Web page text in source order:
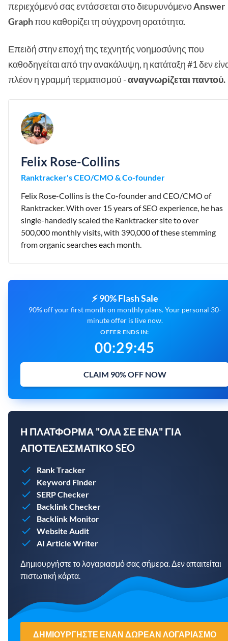
περιεχόμενό σας εντάσσεται στο διευρυνόμενοAnswer
Graphπου καθορίζει τη σύγχρονη ορατότητα.
Επειδή στην εποχή της τεχνητής νοημοσύνης που
καθοδηγείται από την ανακάλυψη, η κατάταξη #1 δεν
πλέον η γραμμή τερματισμού -αναγνωρίζεται παντού.
Felix Rose-Collins
Ranktracker's CEO/CMO & Co-founder
Felix Rose-Collins is the Co-founder and CEO/CMO of
Ranktracker. With over 15 years of SEO experience, he has
single-handedly scaled the Ranktracker site to over
500,000 monthly visits, with 390,000 of these stemming
from organic searches each month.
⚡ 90% Flash Sale
90% off your first month on monthly plans. Your personal 30-
minute offer is live now.
OFFER ENDS IN:
00:29:44
CLAIM 90% OFF NOW
Η ΠΛΑΤΦΌΡΜΑ "ΌΛΑ ΣΕ ΈΝΑ" ΓΙΑ
ΑΠΟΤΕΛΕΣΜΑΤΙΚΌ SEO
Rank Tracker
Keyword Finder
SERP Checker
Backlink Checker
Backlink Monitor
Website Audit
AI Article Writer
Δημιουργήστε το λογαριασμό σας σήμερα. Δεν απαιτείται
πιστωτική κάρτα.
ΔΗΜΙΟΥΡΓΉΣΤΕ ΈΝΑΝ ΔΩΡΕΆΝ ΛΟΓΑΡΙΑΣΜΌ